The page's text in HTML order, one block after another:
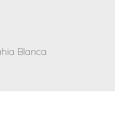
Blanca